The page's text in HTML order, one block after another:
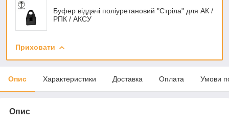
Буфер віддачі поліуретановий "Стріла" для АК /
РПК / АКСУ
Приховати
Опис Характеристики Доставка Оплата Умови
Опис